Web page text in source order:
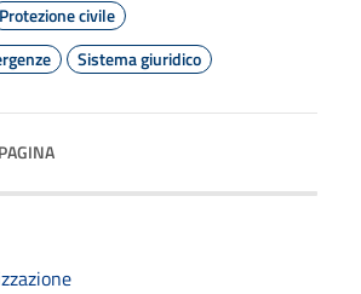
Protezione civile
Sistema giuridico